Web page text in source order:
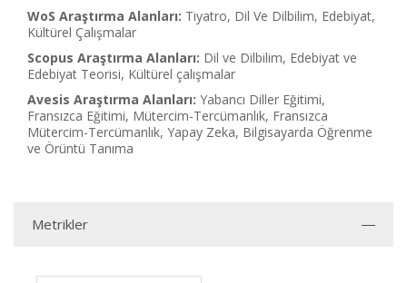
WoS Araştırma Alanları: Tiyatro, Dil Ve Dilbilim, Edebiyat,
Kültürel Çalışmalar
Scopus Araştırma Alanları: Dil ve Dilbilim, Edebiyat ve
Edebiyat Teorisi, Kültürel çalışmalar
Avesis Araştırma Alanları: Yabancı Diller Eğitimi,
Fransızca Eğitimi, Mütercim-Tercümanlık, Fransızca
Mütercim-Tercümanlık, Yapay Zeka, Bilgisayarda Öğrenme
ve Örüntü Tanıma
Metrikler